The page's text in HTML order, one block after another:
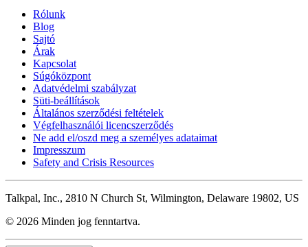
Rólunk
Blog
Sajtó
Árak
Kapcsolat
Súgóközpont
Adatvédelmi szabályzat
Süti-beállítások
Általános szerződési feltételek
Végfelhasználói licencszerződés
Ne add el/oszd meg a személyes adataimat
Impresszum
Safety and Crisis Resources
Talkpal, Inc., 2810 N Church St, Wilmington, Delaware 19802, US
© 2026 Minden jog fenntartva.